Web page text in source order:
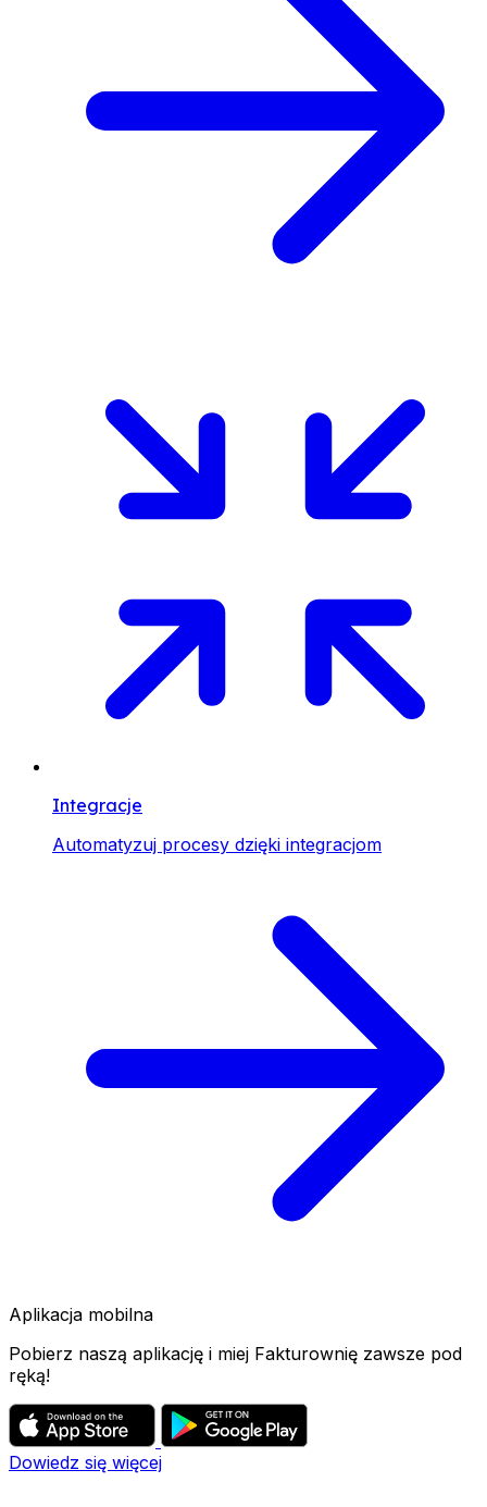
Integracje
Automatyzuj procesy dzięki integracjom
Aplikacja mobilna
Pobierz naszą aplikację i miej Fakturownię zawsze pod
ręką!
Dowiedz się więcej